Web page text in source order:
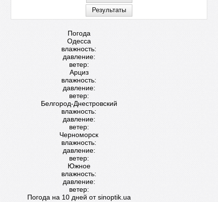
Погода
Одесса
влажность:
давление:
ветер:
Арциз
влажность:
давление:
ветер:
Белгород-Днестровский
влажность:
давление:
ветер:
Черноморск
влажность:
давление:
ветер:
Южное
влажность:
давление:
ветер:
Погода на 10 дней отsinoptik.ua